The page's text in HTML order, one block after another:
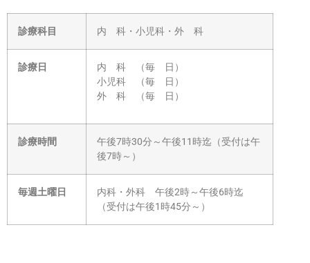
診療科目 内 科・小児科・外 科
診療日
内 科 （毎 日）
小児科 （毎 日）
外 科 （毎 日）
診療時間
午後7時30分～午後11時迄（受付は午
後7時～）
毎週土曜日
内科・外科 午後2時～午後6時迄
（受付は午後1時45分～）